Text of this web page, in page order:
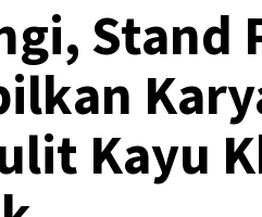
Stand
Kayu